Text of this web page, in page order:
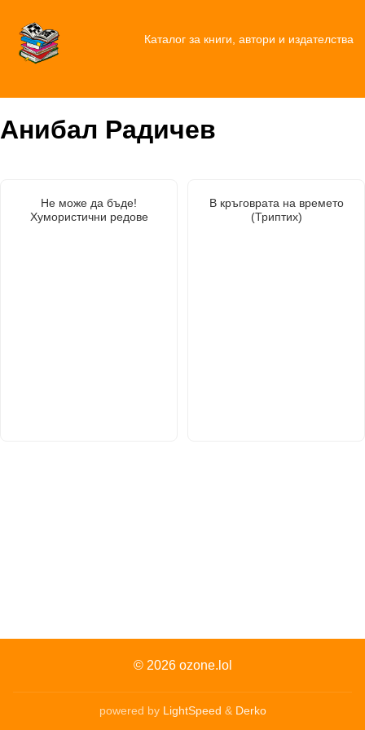
Каталог за книги, автори и издателства
Анибал Радичев
Не може да бъде!
Хумористични редове
В кръговрата на времето
(Триптих)
© 2026 ozone.lol
powered by LightSpeed & Derko